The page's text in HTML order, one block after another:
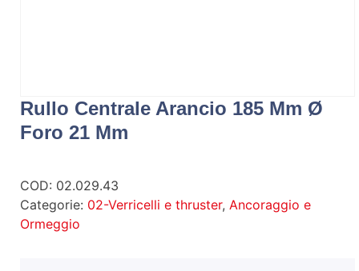
Rullo Centrale Arancio 185 Mm Ø
Foro 21 Mm
COD: 02.029.43
Categorie: 02-Verricelli e thruster, Ancoraggio e
Ormeggio